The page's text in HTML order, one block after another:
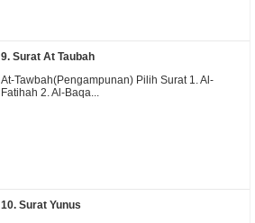
9. Surat At Taubah
At-Tawbah(Pengampunan) Pilih Surat 1. Al-
Fatihah 2. Al-Baqa...
10. Surat Yunus